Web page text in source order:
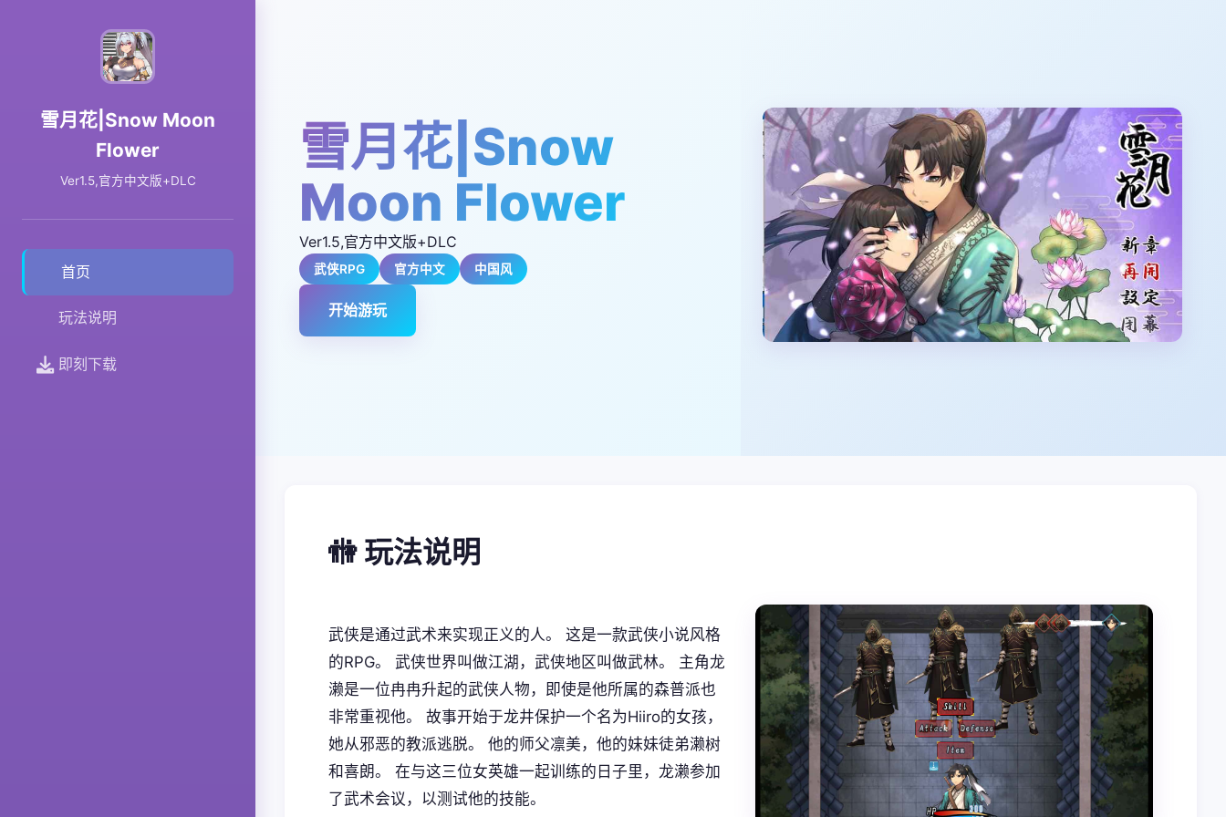
雪月花|Snow Moon
Flower
Ver1.5,官方中文版+DLC
首页
玩法说明
即刻下载
雪月花|Snow
Moon Flower
Ver1.5,官方中文版+DLC
武侠RPG 官方中文 中国风
开始游玩
🚻 玩法说明
武侠是通过武术来实现正义的人。 这是一款武侠小说风格
的RPG。 武侠世界叫做江湖，武侠地区叫做武林。 主角龙
濑是一位冉冉升起的武侠人物，即使是他所属的森普派也
非常重视他。 故事开始于龙井保护一个名为Hiiro的女孩，
她从邪恶的教派逃脱。 他的师父凛美，他的妹妹徒弟濑树
和喜朗。 在与这三位女英雄一起训练的日子里，龙濑参加
了武术会议，以测试他的技能。